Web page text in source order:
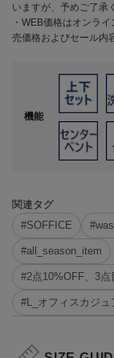
いますが、予めご了承
・WEB価格はオンラ
売価格およびセール内
機能
関連タグ
#SOFFICE
#all_season_item
#2点10%OFF、3
#L_オフィスカジュ